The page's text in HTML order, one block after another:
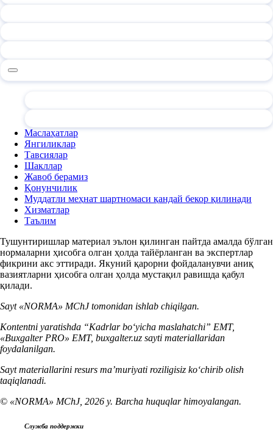
Маслаҳатлар
Янгиликлар
Тавсиялар
Шакллар
Жавоб берамиз
Қонунчилик
Муддатли меҳнат шартномаси қандай бекор қилинади
Хизматлар
Таълим
Тушунтиришлар материал эълон қилинган пайтда амалда бўлган
нормаларни ҳисобга олган ҳолда тайёрланган ва экспертлар
фикрини акс эттиради. Якуний қарорни фойдаланувчи аниқ
вазиятларни ҳисобга олган ҳолда мустақил равишда қабул
қилади.
Sayt «NORMA» MChJ tomonidan ishlab chiqilgan.
Kontentni yaratishda “Kadrlar boʻyicha maslahatchi” EMT,
«Buxgalter PRO» EMT, buxgalter.uz sayti materiallaridan
foydalanilgan.
Sayt materiallarini resurs ma’muriyati roziligisiz koʻchirib olish
taqiqlanadi.
© «NORMA» MChJ, 2026 y. Barcha huquqlar himoyalangan.
Служба поддержки